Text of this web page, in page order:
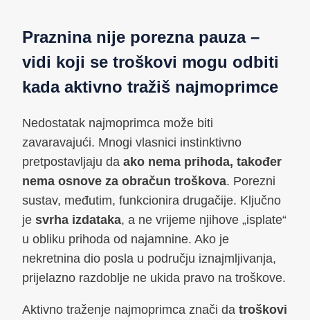
Praznina nije porezna pauza –
vidi koji se troškovi mogu odbiti
kada aktivno tražiš najmoprimce
Nedostatak najmoprimca može biti
zavaravajući. Mnogi vlasnici instinktivno
pretpostavljaju da ako nema prihoda, također
nema osnove za obračun troškova. Porezni
sustav, međutim, funkcionira drugačije. Ključno
je svrha izdataka, a ne vrijeme njihove „isplate“
u obliku prihoda od najamnine. Ako je
nekretnina dio posla u području iznajmljivanja,
prijelazno razdoblje ne ukida pravo na troškove.
Aktivno traženje najmoprimca znači da troškovi